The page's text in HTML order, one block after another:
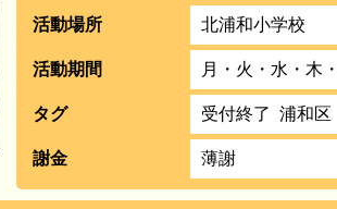
活動場所 北浦和小学校
活動期間 月・火・水・木
タグ 受付終了 浦和区
謝金 薄謝